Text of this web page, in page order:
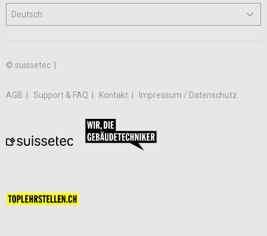
© suissetec |
AGB Support & FAQ Kontakt Impressum / Datenschutz